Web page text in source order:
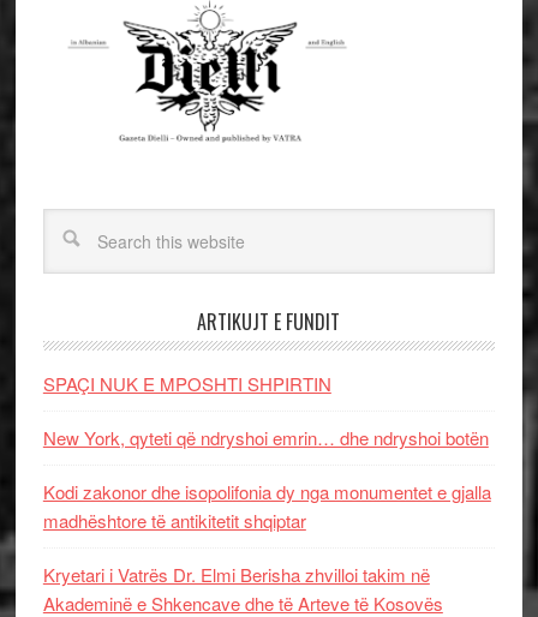
ARTIKUJT E FUNDIT
SPAÇI NUK E MPOSHTI SHPIRTIN
New York, qyteti që ndryshoi emrin… dhe ndryshoi botën
Kodi zakonor dhe isopolifonia dy nga monumentet e gjalla
madhështore të antikitetit shqiptar
Kryetari i Vatrës Dr. Elmi Berisha zhvilloi takim në
Akademinë e Shkencave dhe të Arteve të Kosovës